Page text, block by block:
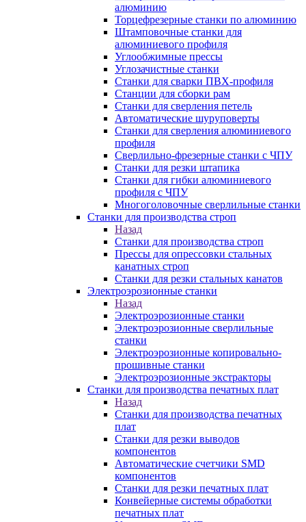
алюминию
Торцефрезерные станки по алюминию
Штамповочные станки для
алюминиевого профиля
Углообжимные прессы
Углозачистные станки
Станки для сварки ПВХ-профиля
Станции для сборки рам
Станки для сверления петель
Автоматические шуруповерты
Станки для сверления алюминиевого
профиля
Сверлильно-фрезерные станки с ЧПУ
Станки для резки штапика
Станки для гибки алюминиевого
профиля с ЧПУ
Многоголовочные сверлильные станки
Станки для производства строп
Назад
Станки для производства строп
Прессы для опрессовки стальных
канатных строп
Станки для резки стальных канатов
Электроэрозионные станки
Назад
Электроэрозионные станки
Электроэрозионные сверлильные
станки
Электроэрозионные копировально-
прошивные станки
Электроэрозионные экстракторы
Станки для производства печатных плат
Назад
Станки для производства печатных
плат
Станки для резки выводов
компонентов
Автоматические счетчики SMD
компонентов
Станки для резки печатных плат
Конвейерные системы обработки
печатных плат